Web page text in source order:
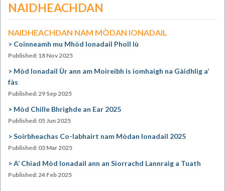
NAIDHEACHDAN
NAIDHEACHDAN NAM MÒDAN IONADAIL
Coinneamh mu Mhòd Ionadail Pholl Iù
Published: 18 Nov 2025
Mòd Ionadail Ùr ann am Moireibh is ìomhaigh na Gàidhlig a’
fàs
Published: 29 Sep 2025
Mòd Chille Bhrìghde an Ear 2025
Published: 05 Jun 2025
Soirbheachas Co-labhairt nam Mòdan Ionadail 2025
Published: 03 Mar 2025
A’ Chiad Mòd Ionadail ann an Siorrachd Lannraig a Tuath
Published: 24 Feb 2025